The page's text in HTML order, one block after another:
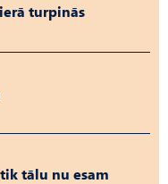
turpinās
tālu nu esam